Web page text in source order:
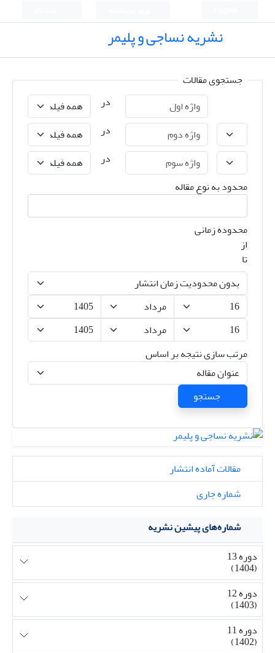
نشریه نساجی و پلیمر
جستجوی مقالات
در
در
در
محدود به نوع مقاله
محدوده زمانی
از
تا
مرتب سازی نتیجه بر اساس
جستجو
مقالات آماده انتشار
شماره جاری
شماره‌های پیشین نشریه
دوره 13
(1404)
دوره 12
(1403)
دوره 11
(1402)